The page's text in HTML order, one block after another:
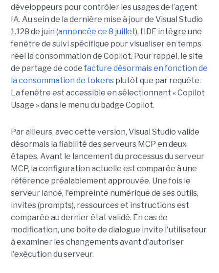
développeurs pour contrôler les usages de l’agent
IA. Au sein de la dernière mise à jour de Visual Studio
1.128 de juin (annoncée ce 8 juillet), l’IDE intègre une
fenêtre de suivi spécifique pour visualiser en temps
réel la consommation de Copilot. Pour rappel, le site
de partage de code facture désormais en fonction de
la consommation de tokens plutôt que par requête.
La fenêtre est accessible en sélectionnant « Copilot
Usage » dans le menu du badge Copilot.
Par ailleurs, avec cette version, Visual Studio valide
désormais la fiabilité des serveurs MCP en deux
étapes. Avant le lancement du processus du serveur
MCP, la configuration actuelle est comparée à une
référence préalablement approuvée. Une fois le
serveur lancé, l'empreinte numérique de ses outils,
invites (prompts), ressources et instructions est
comparée au dernier état validé. En cas de
modification, une boîte de dialogue invite l'utilisateur
à examiner les changements avant d'autoriser
l'exécution du serveur.